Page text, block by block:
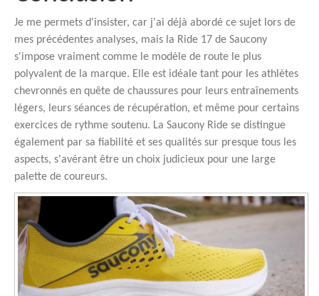
Je me permets d'insister, car j'ai déjà abordé ce sujet lors de
mes précédentes analyses, mais la Ride 17 de Saucony
s'impose vraiment comme le modèle de route le plus
polyvalent de la marque. Elle est idéale tant pour les athlètes
chevronnés en quête de chaussures pour leurs entraînements
légers, leurs séances de récupération, et même pour certains
exercices de rythme soutenu. La Saucony Ride se distingue
également par sa fiabilité et ses qualités sur presque tous les
aspects, s'avérant être un choix judicieux pour une large
palette de coureurs.